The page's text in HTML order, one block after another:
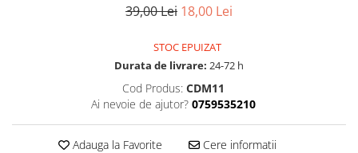
39,00 Lei 18,00 Lei
STOC EPUIZAT
Durata de livrare: 24-72 h
Cod Produs: CDM11
Ai nevoie de ajutor? 0759535210
Adauga la Favorite Cere informatii